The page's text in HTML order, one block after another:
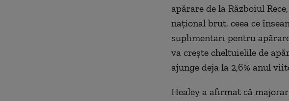
apărare de la Războiul
naţional brut, ceea ce
suplimentari pentru
va creşte cheltuielile de
ajunge deja la 2,6% anul
Healey a afirmat că